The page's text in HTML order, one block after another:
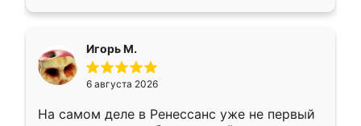
Игорь М.
6 августа 2026
На самом деле в Ренессанс уже не первый